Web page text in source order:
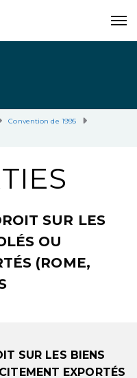
Convention de 1995
SUR LES
OU
(ROME,
SUR LES BIENS
EXPORTÉS